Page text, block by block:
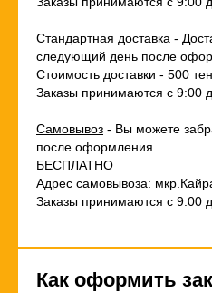
Стандартная доставка -
следующий день после
Стоимость доставки - 500
Заказы принимаются с 9:00
Самовывоз - Вы можете
после оформления.
БЕСПЛАТНО
Адрес самовывоза:
Заказы принимаются с 9:00
Как оформить